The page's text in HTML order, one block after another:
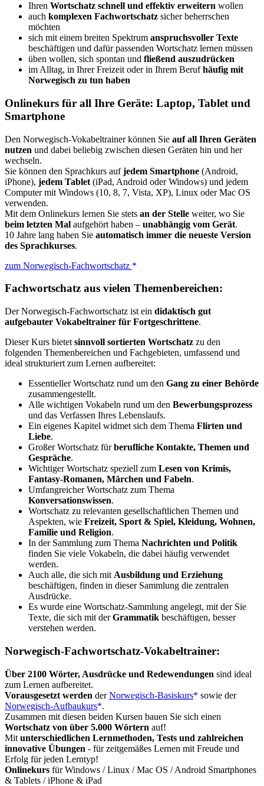
Ihren Wortschatz schnell und effektiv erweitern wollen
auch komplexen Fachwortschatz sicher beherrschen
möchten
sich mit einem breiten Spektrum anspruchsvoller Texte
beschäftigen und dafür passenden Wortschatz lernen müssen
üben wollen, sich spontan und fließend auszudrücken
im Alltag, in Ihrer Freizeit oder in Ihrem Berufhäufig mit
Norwegisch zu tun haben
Onlinekurs für all Ihre Geräte: Laptop, Tablet und
Smartphone
Den Norwegisch-Vokabeltrainer können Sie auf all Ihren Geräten
nutzen und dabei beliebig zwischen diesen Geräten hin und her
wechseln.
Sie können den Sprachkurs aufjedem Smartphone (Android,
iPhone), jedem Tablet (iPad, Android oder Windows) und jedem
Computer mit Windows (10, 8, 7, Vista, XP), Linux oder Mac OS
verwenden.
Mit dem Onlinekurs lernen Sie stets an der Stelle weiter, wo Sie
beim letzten Mal aufgehört haben – unabhängig vom Gerät.
10 Jahre lang haben Sie automatisch immer die neueste Version
des Sprachkurses.
zum Norwegisch-Fachwortschatz
Fachwortschatz aus vielen Themenbereichen:
Der Norwegisch-Fachwortschatz ist ein didaktisch gut
aufgebauter Vokabeltrainer für Fortgeschrittene.
Dieser Kurs bietet sinnvoll sortierten Wortschatz zu den
folgenden Themenbereichen und Fachgebieten, umfassend und
ideal strukturiert zum Lernen aufbereitet:
Essentieller Wortschatz rund um den Gang zu einer Behörde
zusammengestellt.
Alle wichtigen Vokabeln rund um den Bewerbungsprozess
und das Verfassen Ihres Lebenslaufs.
Ein eigenes Kapitel widmet sich dem Thema Flirten und
Liebe.
Großer Wortschatz fürberufliche Kontakte, Themen und
Gespräche.
Wichtiger Wortschatz speziell zum Lesen von Krimis,
Fantasy-Romanen, Märchen und Fabeln.
Umfangreicher Wortschatz zum Thema
Konversationswissen.
Wortschatz zu relevanten gesellschaftlichen Themen und
Aspekten, wie Freizeit, Sport & Spiel, Kleidung, Wohnen,
Familie und Religion.
In der Sammlung zum Thema Nachrichten und Politik
finden Sie viele Vokabeln, die dabei häufig verwendet
werden.
Auch alle, die sich mit Ausbildung und Erziehung
beschäftigen, finden in dieser Sammlung die zentralen
Ausdrücke.
Es wurde eine Wortschatz-Sammlung angelegt, mit der Sie
Texte, die sich mit derGrammatik beschäftigen, besser
verstehen werden.
Norwegisch-Fachwortschatz-Vokabeltrainer:
Über 2100 Wörter, Ausdrücke und Redewendungen sind ideal
zum Lernen aufbereitet.
Vorausgesetzt werden derNorwegisch-Basiskurs
sowie der
Norwegisch-Aufbaukurs .
Zusammen mit diesen beiden Kursen bauen Sie sich einen
Wortschatz von über 5.000 Wörtern auf!
Mit unterschiedlichen Lernmethoden, Tests und zahlreichen
innovative Übungen - für zeitgemäßes Lernen mit Freude und
Erfolg für jeden Lerntyp!
Onlinekurs für Windows / Linux / Mac OS / Android Smartphones
& Tablets / iPhone & iPad